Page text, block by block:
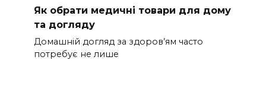
Як обрати медичні товари для дому
та догляду
Домашній догляд за здоров’ям часто
потребує не лише